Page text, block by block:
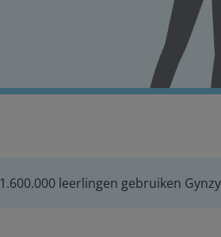
1.600.000 leerlingen gebruiken Gynzy